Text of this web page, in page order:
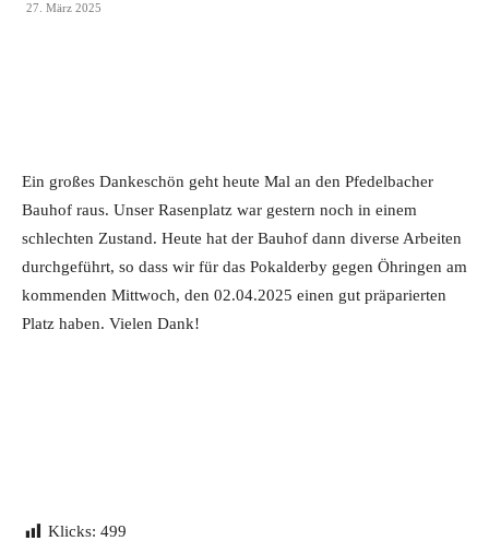
27. März 2025
Ein großes Dankeschön geht heute Mal an den Pfedelbacher
Bauhof raus. Unser Rasenplatz war gestern noch in einem
schlechten Zustand. Heute hat der Bauhof dann diverse Arbeiten
durchgeführt, so dass wir für das Pokalderby gegen Öhringen am
kommenden Mittwoch, den 02.04.2025 einen gut präparierten
Platz haben. Vielen Dank!
Klicks: 499